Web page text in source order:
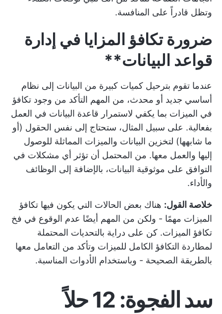
وتظل قادراً على المنافسة.
ضرورة تكافؤ المزايا في إدارة
قواعد البيانات**
عندما تقوم بترحيل كميات كبيرة من البيانات إلى نظام
أساسي جديد أو محدث، من المهم التأكد من وجود تكافؤ
في الميزات بما يكفي لاستمرار قاعدة البيانات في العمل
بفعالية. على سبيل المثال، ستحتاج إلى نفس الحقول (أو
ما شابهها) لتخزين البيانات والميزات المماثلة للوصول
إليها والعمل معها. من المحتمل أن تؤثر أي مشكلات في
التوافق على موثوقية البيانات، بالإضافة إلى الوظائف
والأداء.
خلاصة القول: هناك بعض الحالات التي يكون فيها تكافؤ
الميزات مهمًا - ولكن من المهم أيضًا عدم الوقوع في فخ
تكافؤ الميزات. كن على دراية بالتحديات المحتملة
لمطاردة التكافؤ الكامل للميزات وتأكد من التعامل معها
بالطريقة الصحيحة - وباستخدام الأدوات المناسبة.
سد الفجوة: 12 حلاً